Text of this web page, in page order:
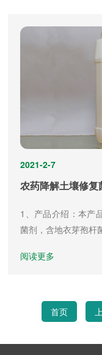
2021-2-7
农药降解土壤修复
1、产品介绍：本产
菌剂，含地衣芽孢杆
阅读更多
首页